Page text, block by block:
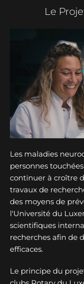
Le
Les maladies
personnes
continuer à croître
travaux de
des moyens de
l'Université du
scientifiques
recherches afin de
efficaces.
Le principe du